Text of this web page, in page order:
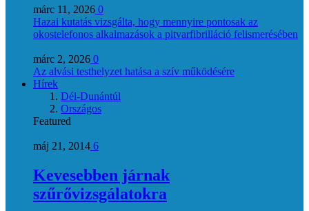
márc 11, 2026 0
Hazai kutatás vizsgálta, hogy mennyire pontosak az
okostelefonos alkalmazások a pitvarfibrilláció felismerésében
márc 2, 2026 0
Az alvási testhelyzet hatása a szív működésére
Hírek
Dél-Dunántúl
Országos
Featured
máj 21, 2014 6
Kevesebben járnak
szűrővizsgálatokra